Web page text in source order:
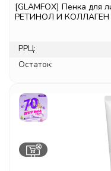
[GLAMFOX] Пенка для
РЕТИНОЛ И КОЛЛАГЕН
РРЦ:
Остаток: